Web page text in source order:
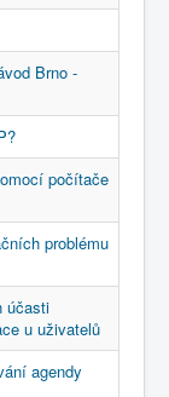
Brno -
počítače
problému
účasti
u uživatelů
agendy